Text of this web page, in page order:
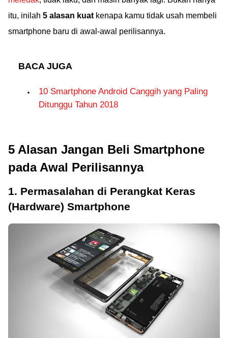
itu, inilah 5 alasan kuat kenapa kamu tidak usah membeli
smartphone baru di awal-awal perilisannya.
BACA JUGA
10 Smartphone Android Canggih yang Paling
Ditunggu Tahun 2018
5 Alasan Jangan Beli Smartphone
pada Awal Perilisannya
1. Permasalahan di Perangkat Keras
(Hardware) Smartphone